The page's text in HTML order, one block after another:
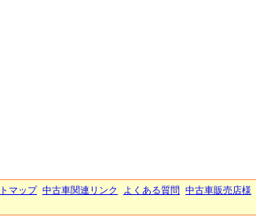
マップ 中古車関連リンク よくある質問 中古車販売店様